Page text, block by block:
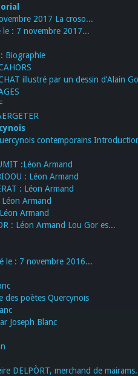
2017 La croso...
: 7 novembre 2017...
: Biographie
illustré par un dessin d’Alain
contemporains
:Léon Armand
: Léon Armand
: Léon Armand
Léon Armand
Armand
: Léon Armand Lou Gor es...
le : 7 novembre 2016...
des poètes Quercynois
Joseph Blanc
DELPÒRT, merchand de mairams.